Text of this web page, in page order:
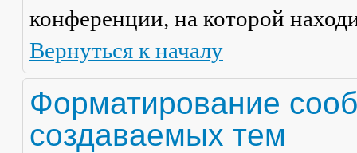
конференции, на которой
Вернуться к началу
Форматирование
создаваемых тем